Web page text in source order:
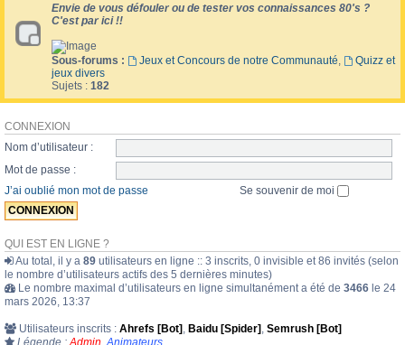
Envie de vous défouler ou de tester vos connaissances 80's ?
C'est par ici !!
Sous-forums : Jeux et Concours de notre Communauté,
Quizz et
jeux divers
Sujets : 182
CONNEXION
Nom d’utilisateur :
Mot de passe :
J’ai oublié mon mot de passe
Se souvenir de moi
QUI EST EN LIGNE ?
Au total, il y a 89 utilisateurs en ligne :: 3 inscrits, 0 invisible et 86 invités (selon
le nombre d’utilisateurs actifs des 5 dernières minutes)
Le nombre maximal d’utilisateurs en ligne simultanément a été de 3466 le 24
mars 2026, 13:37
Utilisateurs inscrits : Ahrefs [Bot] , Baidu [Spider] , Semrush [Bot]
Légende : Admin Animateurs